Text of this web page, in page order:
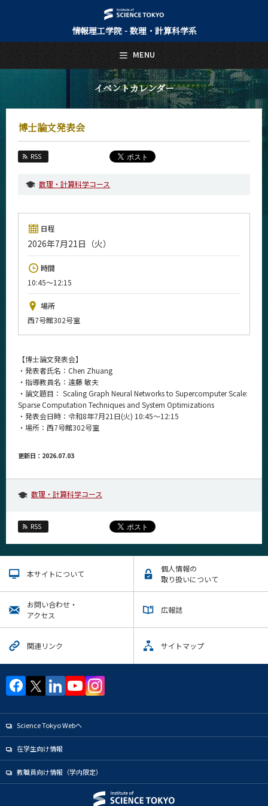
情報理工学院 - 数理・計算科学系
イベントカレンダー
博士論文発表会
RSS
数理・計算科学コース
日程
2026年7月21日（火）
時間
10:45～12:15
場所
西7号館302号室
【博士論文発表会】
・発表者氏名：Chen Zhuang
・指導教員名：遠藤 敏夫
・論文題目： Scaling Graph Neural Networks to Supercomputer Scale:
Sparse Computation Techniques and System Optimizations
・発表会日時：令和8年7月21日(火) 10:45～12:15
・場所：西7号館302号室
更新日：2026.07.03
数理・計算科学コース
RSS
本サイトについて
個人情報の
取り扱いについて
お問い合わせ・
アクセス
広報誌
関連リンク サイトマップ
Science Tokyo Webヘ
在学生向け情報
教職員向け情報（学内限定）
MENU
日本語 English
トップページ
Top Page
数理・計算科学系について
About Us
教育
Education
入学案内
Admissions
数理・計算科学系 News
イベントカレンダー
Event Calendar
今後の課程別イベント
年別アーカイブ